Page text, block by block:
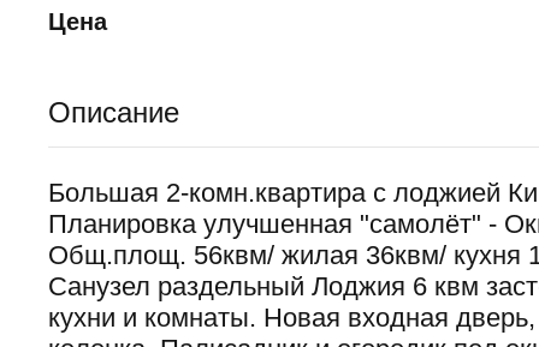
Цена
Описание
Большая 2-комн.квартира с лоджией
Планировка улучшенная "самолёт" -
Общ.площ. 56квм/ жилая 36квм/ кухня
Санузел раздельный Лоджия 6 квм
кухни и комнаты. Новая входная